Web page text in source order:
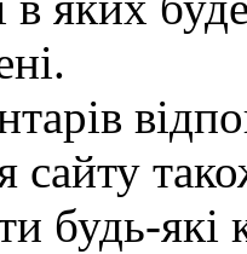
сайту
будь-які